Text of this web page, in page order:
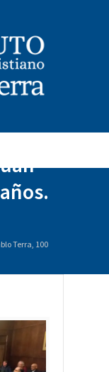
Terra, 100